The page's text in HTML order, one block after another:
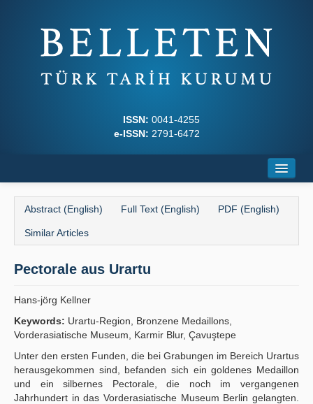
ISSN: 0041-4255
e-ISSN: 2791-6472
Journal Boards
Writing Rules
Principles
Publication Policies
Guidelines
Contact Us
Abstract (English) Full Text (English) PDF (English)
Similar Articles
Pectorale aus Urartu
Hans-jörg Kellner
Keywords: Urartu-Region, Bronzene Medaillons,
Vorderasiatische Museum, Karmir Blur, Çavuştepe
Unter den ersten Funden, die bei Grabungen im Bereich Urartus
herausgekommen sind, befanden sich ein goldenes Medaillon
und ein silbernes Pectorale, die noch im vergangenen
Jahrhundert in das Vorderasiatische Museum Berlin gelangten.